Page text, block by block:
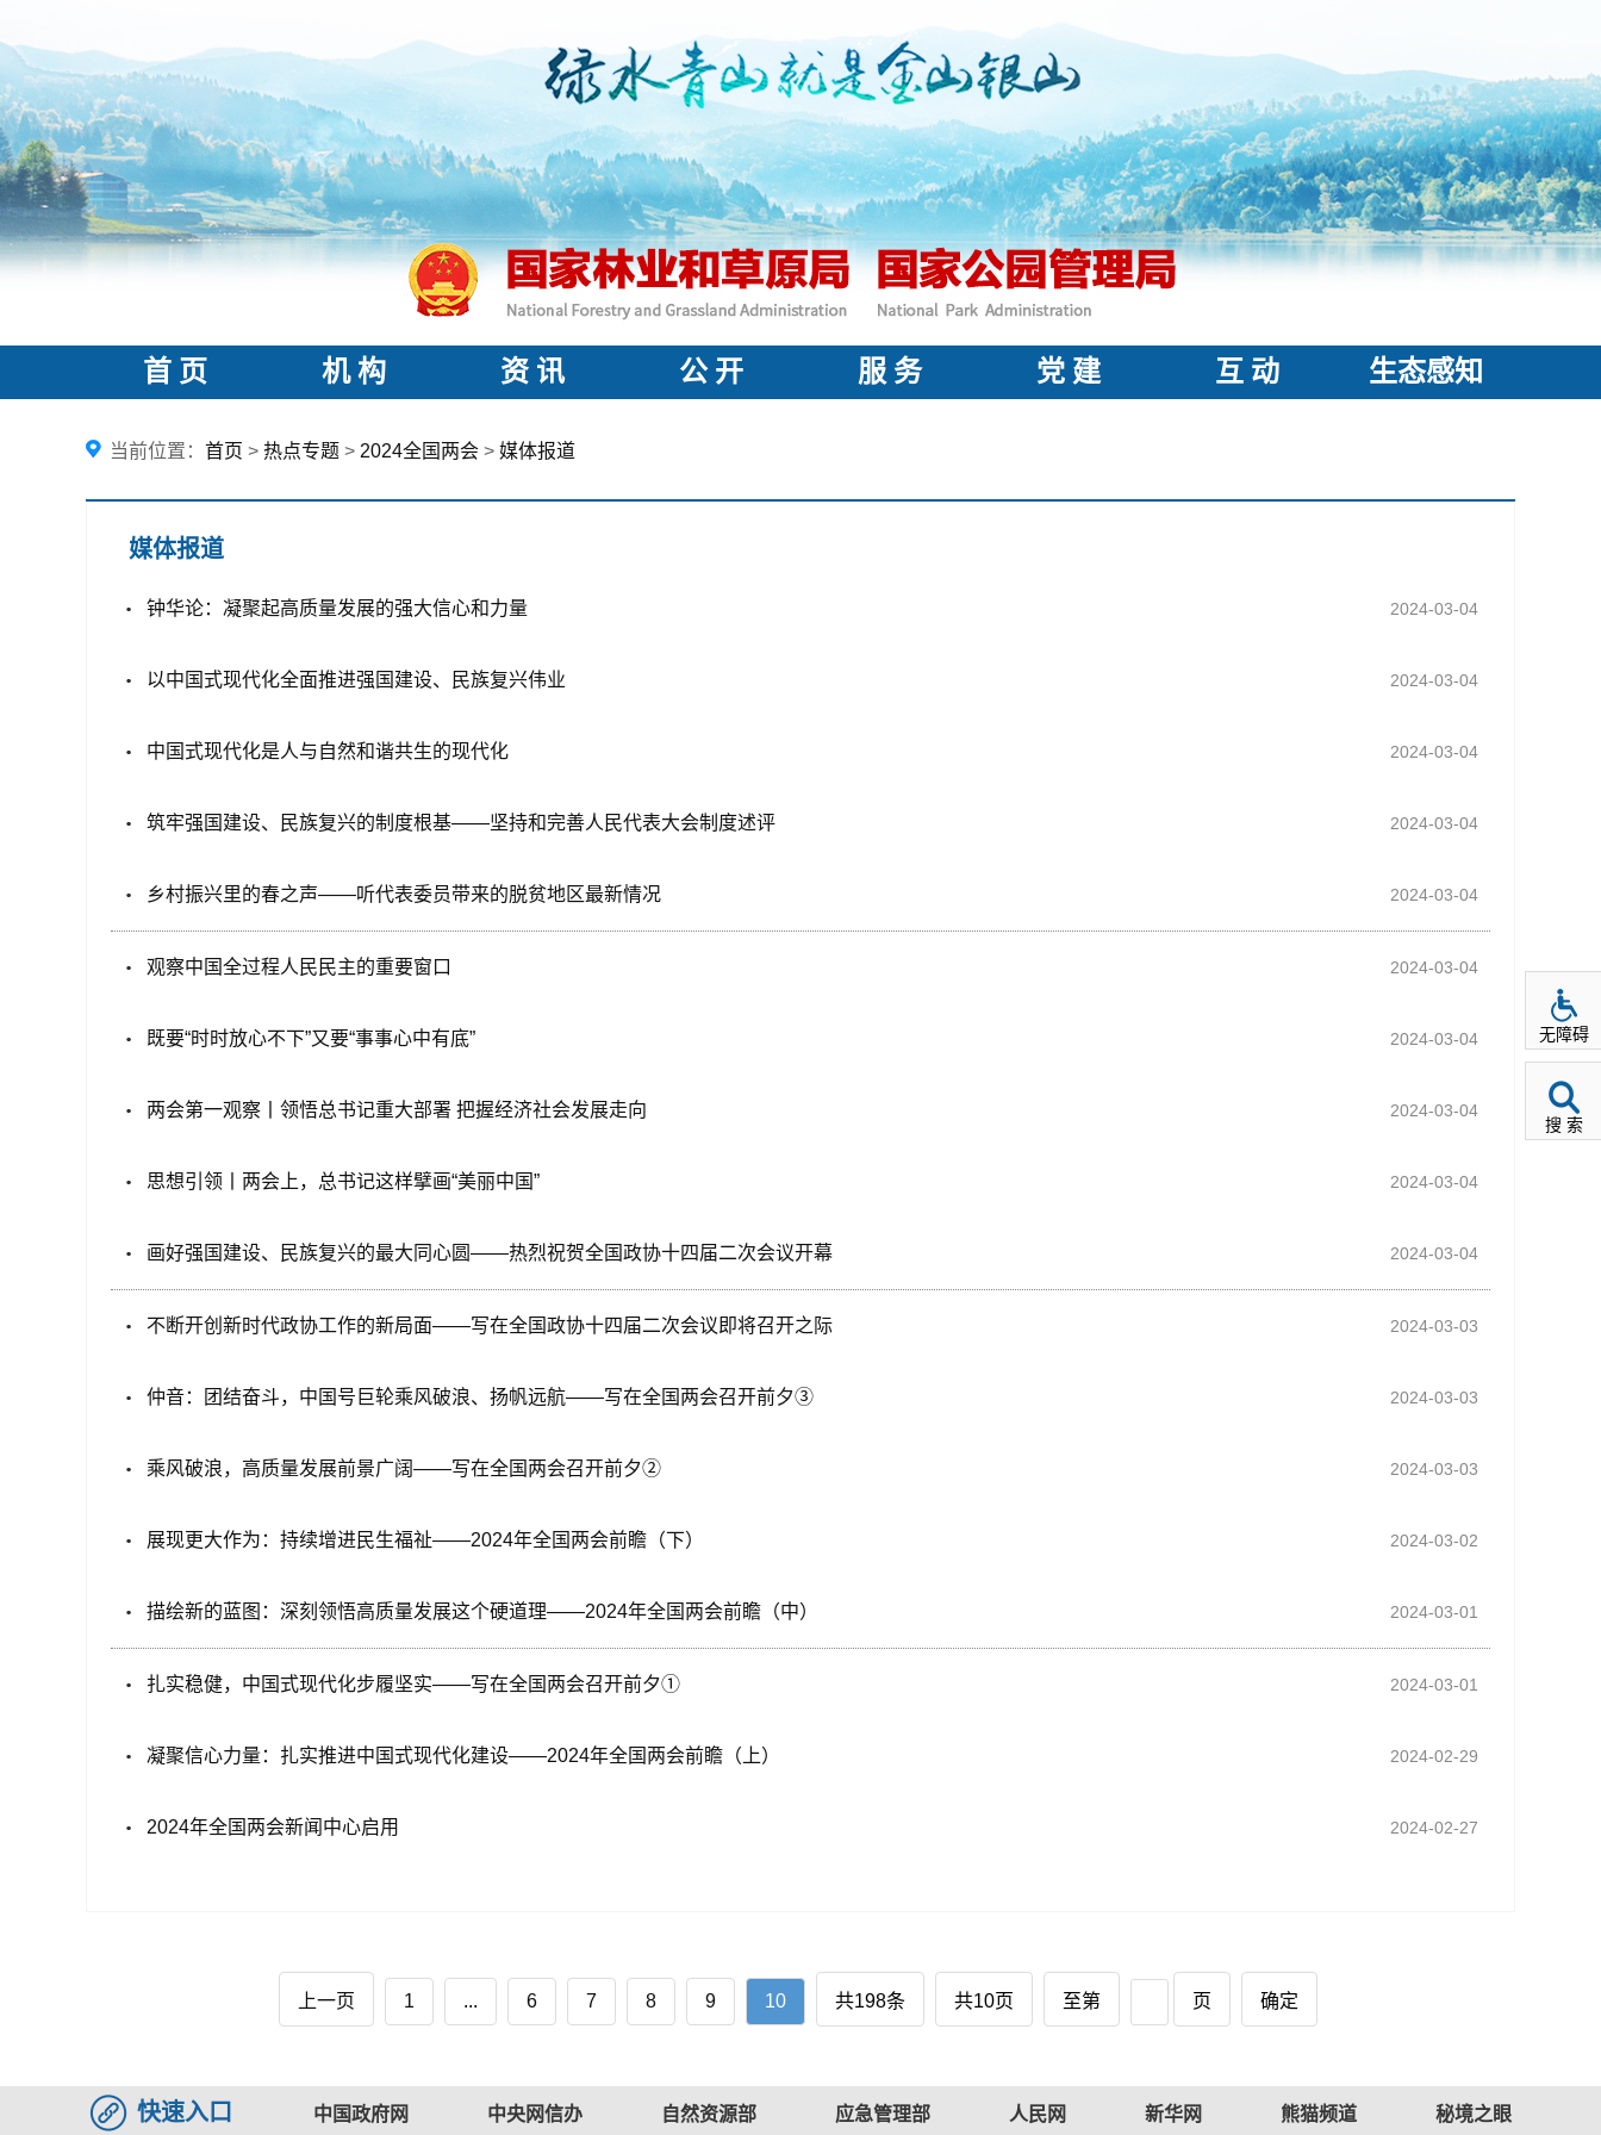
首 页 机 构 资 讯 公 开 服 务 党 建 互 动 生态感知
当前位置： 首页 > 热点专题 > 2024全国两会 > 媒体报道
媒体报道
2024-03-04
钟华论：凝聚起高质量发展的强大信心和力量
2024-03-04
以中国式现代化全面推进强国建设、民族复兴伟业
2024-03-04
中国式现代化是人与自然和谐共生的现代化
2024-03-04
筑牢强国建设、民族复兴的制度根基——坚持和完善人民代表大会制度述评
2024-03-04
乡村振兴里的春之声——听代表委员带来的脱贫地区最新情况
2024-03-04
观察中国全过程人民民主的重要窗口
2024-03-04
既要“时时放心不下”又要“事事心中有底”
2024-03-04
两会第一观察丨领悟总书记重大部署 把握经济社会发展走向
2024-03-04
思想引领丨两会上，总书记这样擘画“美丽中国”
2024-03-04
画好强国建设、民族复兴的最大同心圆——热烈祝贺全国政协十四届二次会议开幕
2024-03-03
不断开创新时代政协工作的新局面——写在全国政协十四届二次会议即将召开之际
2024-03-03
仲音：团结奋斗，中国号巨轮乘风破浪、扬帆远航——写在全国两会召开前夕③
2024-03-03
乘风破浪，高质量发展前景广阔——写在全国两会召开前夕②
2024-03-02
展现更大作为：持续增进民生福祉——2024年全国两会前瞻（下）
2024-03-01
描绘新的蓝图：深刻领悟高质量发展这个硬道理——2024年全国两会前瞻（中）
2024-03-01
扎实稳健，中国式现代化步履坚实——写在全国两会召开前夕①
2024-02-29
凝聚信心力量：扎实推进中国式现代化建设——2024年全国两会前瞻（上）
2024-02-27
2024年全国两会新闻中心启用
上一页 1 ... 6 7 8 9 10 共198条 共10页 至第 页 确定
快速入口 中国政府网 中央网信办 自然资源部 应急管理部 人民网 新华网 熊猫频道 秘境之眼
无障碍
搜 索